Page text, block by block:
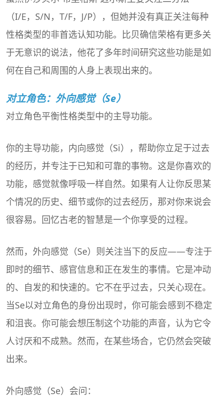
（I/E，S/N，T/F，J/P），但她并没有真正关注每种
性格类型的非首选认知功能。比贝确信荣格有更多关
于无意识的说法，他花了多年时间研究这些功能是如
何在自己和周围的人身上表现出来的。
对立角色：外向感觉（Se）
对立角色平衡性格类型中的主导功能。
你的主导功能，内向感觉（Si），帮助你立足于过去
的经历，并专注于已知和可靠的事物。这是你喜欢的
功能，感觉就像呼吸一样自然。如果有人让你反思某
个情况的历史、细节或你的过去经历，那对你来说会
很容易。回忆古老的智慧是一个你享受的过程。
然而，外向感觉（Se）则关注当下的反应——专注于
即时的细节、感官信息和正在发生的事情。它是冲动
的、自发的和快速的。它不在乎过去，只关心现在。
当Se以对立角色的身份出现时，你可能会感到不稳定
和沮丧。你可能会想压制这个功能的声音，认为它令
人讨厌和不成熟。然而，在某些场合，它仍然会突破
出来。
外向感觉（Se）会问：